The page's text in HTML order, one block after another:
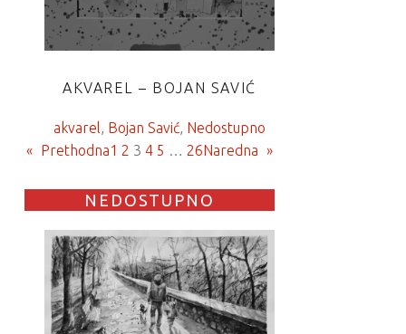
AKVAREL – BOJAN SAVIĆ
akvarel, Bojan Savić, Nedostupno
« Prethodna1 2 3 4 5 … 26Naredna »
NEDOSTUPNO